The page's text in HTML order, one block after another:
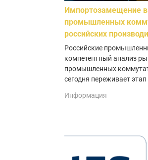
Импортозамещение в
промышленных
российских
Российские
компетентный анализ
промышленных
сегодня переживает этап
Информация